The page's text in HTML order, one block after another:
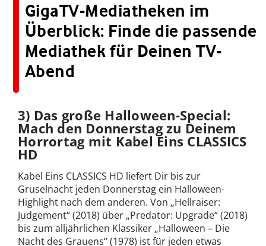
GigaTV-Mediatheken im
Überblick: Finde die passende
Mediathek für Deinen TV-
Abend
3) Das große Halloween-Special:
Mach den Donnerstag zu Deinem
Horrortag mit Kabel Eins CLASSICS
HD
Kabel Eins CLASSICS HD liefert Dir bis zur
Gruselnacht jeden Donnerstag ein Halloween-
Highlight nach dem anderen. Von „Hellraiser:
Judgement“ (2018) über „Predator: Upgrade“ (2018)
bis zum alljährlichen Klassiker „Halloween – Die
Nacht des Grauens“ (1978) ist für jeden etwas